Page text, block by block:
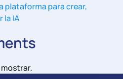
plataforma para crear,
la IA